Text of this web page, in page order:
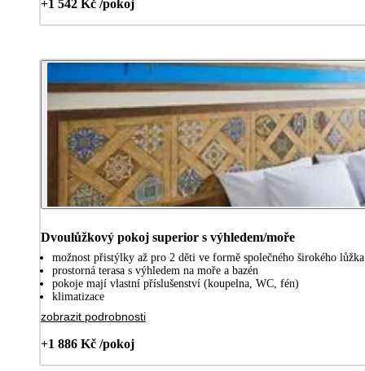
+1 542 Kč /pokoj
Dvoulůžkový pokoj superior s výhledem/moře
možnost přistýlky až pro 2 děti ve formě společného širokého lůžka
prostorná terasa s výhledem na moře a bazén
pokoje mají vlastní příslušenství (koupelna, WC, fén)
klimatizace
zobrazit podrobnosti
+1 886 Kč /pokoj